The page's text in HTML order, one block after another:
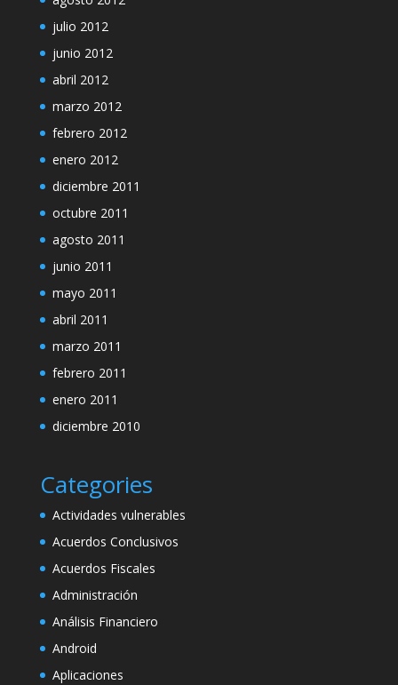
julio 2012
junio 2012
abril 2012
marzo 2012
febrero 2012
enero 2012
diciembre 2011
octubre 2011
agosto 2011
junio 2011
mayo 2011
abril 2011
marzo 2011
febrero 2011
enero 2011
diciembre 2010
Categories
Actividades vulnerables
Acuerdos Conclusivos
Acuerdos Fiscales
Administración
Análisis Financiero
Android
Aplicaciones